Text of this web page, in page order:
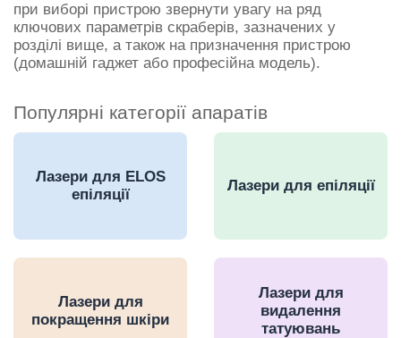
при виборі пристрою звернути увагу на ряд
ключових параметрів скраберів, зазначених у
розділі вище, а також на призначення пристрою
(домашній гаджет або професійна модель).
Популярні категорії апаратів
Лазери для ELOS
епіляції
Лазери для епіляції
Лазери для
покращення шкіри
Лазери для
видалення
татуювань